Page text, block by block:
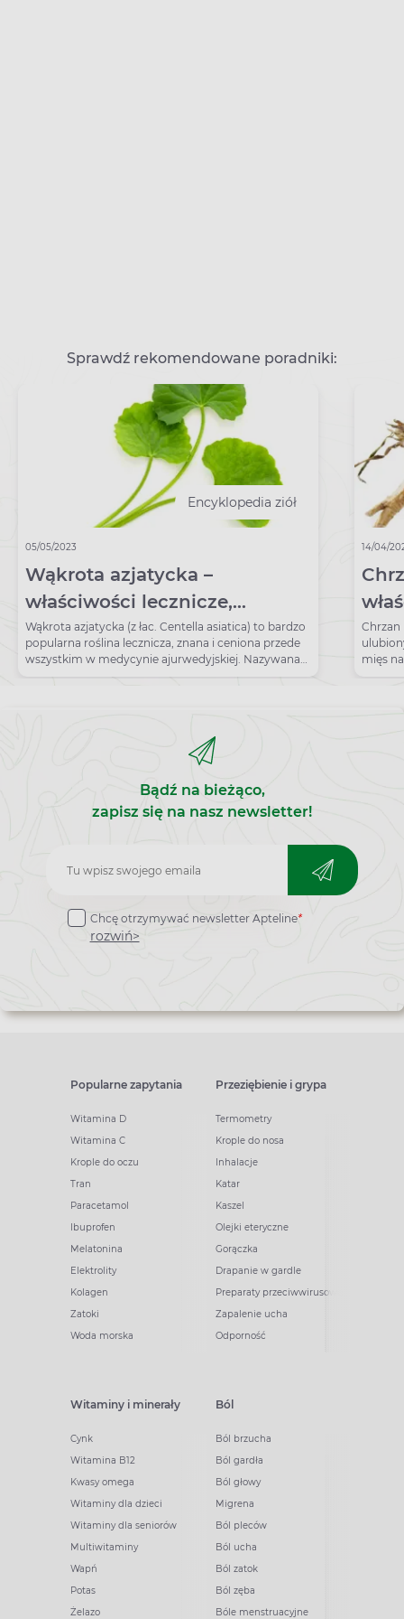
Sprawdź rekomendowane poradniki:
Encyklopedia ziół
05/05/2023
Wąkrota azjatycka –
właściwości lecznicze,
działanie, zastosowanie
Wąkrota azjatycka (z łac. Centella asiatica) to bardzo
popularna roślina lecznicza, znana i ceniona przede
wszystkim w medycynie ajurwedyjskiej. Nazywana
jest również gotu kola, trawą tygrysią lub brahami.
poprawy jakości i kondycji skóry, do łagodzenia
podrażnień, obrzęków oraz niwelowania oznak
14/04/
mięs
Bądź na bieżąco,
zapisz się na nasz newsletter!
Zapisz
do
newslettera
Chcę otrzymywać newsletter Apteline*
rozwiń>
Popularne zapytania
Witamina D
Witamina C
Krople do oczu
Tran
Paracetamol
Ibuprofen
Melatonina
Elektrolity
Kolagen
Zatoki
Woda morska
Przeziębienie i grypa
Termometry
Krople do nosa
Inhalacje
Katar
Kaszel
Olejki eteryczne
Gorączka
Drapanie w gardle
Preparaty przeciwwirusowe
Zapalenie ucha
Odporność
Witaminy i minerały
Cynk
Witamina B12
Kwasy omega
Witaminy dla dzieci
Witaminy dla seniorów
Multiwitaminy
Wapń
Potas
Żelazo
Ból
Ból brzucha
Ból gardła
Ból głowy
Migrena
Ból pleców
Ból ucha
Ból zatok
Ból zęba
Bóle menstruacyjne